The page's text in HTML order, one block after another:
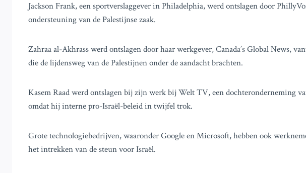
Jackson Frank, een sportverslaggever in Philadelphia, werd ontslagen door
ondersteuning van de Palestijnse zaak.
Zahraa al-Akhrass werd ontslagen door haar werkgever, Canada’s Global News,
die de lijdensweg van de Palestijnen onder de aandacht brachten.
Kasem Raad werd ontslagen bij zijn werk bij Welt TV, een dochteronderneming
omdat hij interne pro-Israël-beleid in twijfel trok.
Grote technologiebedrijven, waaronder Google en Microsoft, hebben ook
het intrekken van de steun voor Israël.